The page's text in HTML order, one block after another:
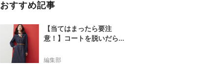
おすすめ記事
【当てはまったら要注
意！】コートを脱いだら...
編集部